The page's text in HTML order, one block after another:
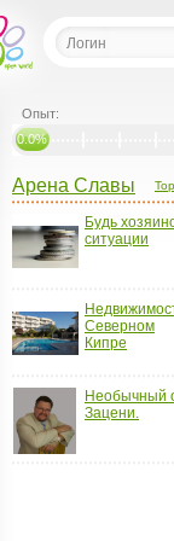
друзей
Опыт:
0.0%
Арена Славы
Будь
ситуации
Северном
Кипре
Необычный
Зацени.